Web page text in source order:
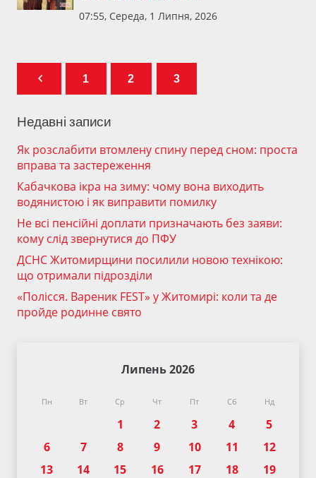
07:55, Середа, 1 Липня, 2026
1 2 3
Недавні записи
Як розслабити втомлену спину перед сном: проста
вправа та застереження
Кабачкова ікра на зиму: чому вона виходить
водянистою і як виправити помилку
Не всі пенсійні доплати призначають без заяви:
кому слід звернутися до ПФУ
ДСНС Житомирщини посилили новою технікою:
що отримали підрозділи
«Полісся. Вареник FEST» у Житомирі: коли та де
пройде родинне свято
Липень 2026
Пн Вт Ср Чт Пт Сб Нд
1 2 3 4
5
6
7 8 9 10 11
12
13
14 15 16 17 18
19